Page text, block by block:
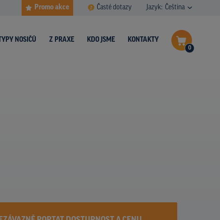
Promo akce Časté dotazy Jazyk: Čeština
0
NOSIČŮ Z PRAXE KDO JSME KONTAKTY